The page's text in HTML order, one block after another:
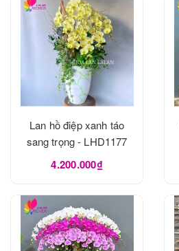
Lan hồ điệp xanh táo
sang trọng - LHD1177
4.200.000₫